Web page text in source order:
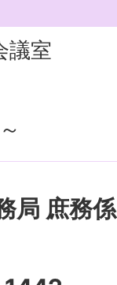
議室
局 庶務係